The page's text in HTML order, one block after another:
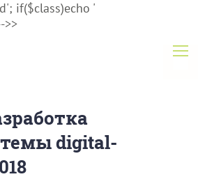
if($class)echo '
>>
digital-